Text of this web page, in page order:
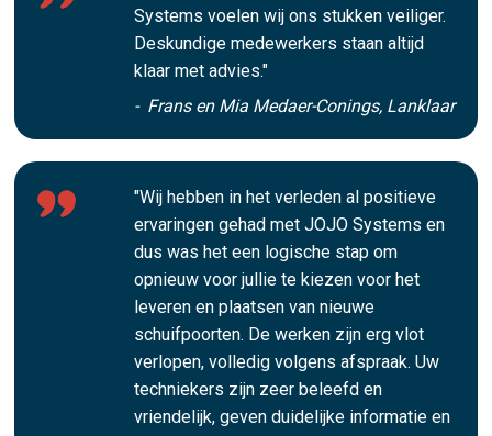
Systems voelen wij ons stukken veiliger.
Deskundige medewerkers staan altijd
klaar met advies."
- Frans en Mia Medaer-Conings, Lanklaar
"Wij hebben in het verleden al positieve
ervaringen gehad met JOJO Systems en
dus was het een logische stap om
opnieuw voor jullie te kiezen voor het
leveren en plaatsen van nieuwe
schuifpoorten. De werken zijn erg vlot
verlopen, volledig volgens afspraak. Uw
techniekers zijn zeer beleefd en
vriendelijk, geven duidelijke informatie en